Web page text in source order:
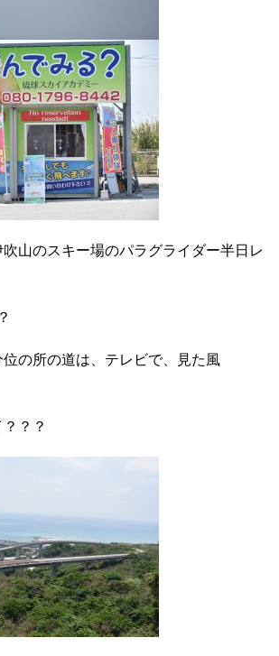
山のスキー場のパラグライダー半日レ
の所の道は、テレビで、見た風
？？